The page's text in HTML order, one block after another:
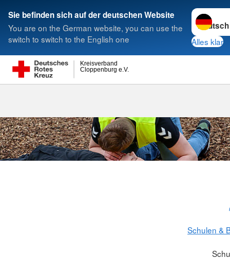
Sie befinden sich auf der deutschen Website
You are on the German website, you can use the
switch to switch to the English one
Sprache
Alles klar
Cloppenburg e.V.
Kreisverband
Suche
Schulen &